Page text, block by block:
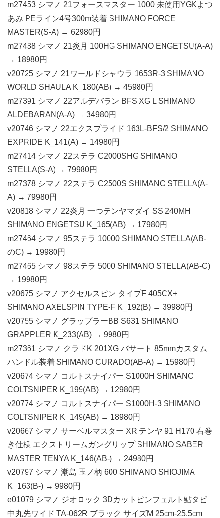
m27453 シマノ 21フォースマスター 1000 未使用YGKよつ
あみ PEライン4号300m装着 SHIMANO FORCE
MASTER(S-A) → 62980円
m27438 シマノ 21炎月 100HG SHIMANO ENGETSU(A-A)
→ 18980円
v20725 シマノ 21ワールドシャウラ 1653R-3 SHIMANO
WORLD SHAULA K_180(AB) → 45980円
m27391 シマノ 22アルデバラン BFS XG L SHIMANO
ALDEBARAN(A-A) → 34980円
v20746 シマノ 22エクスプライド 163L-BFS/2 SHIMANO
EXPRIDE K_141(A) → 14980円
m27414 シマノ 22ステラ C2000SHG SHIMANO
STELLA(S-A) → 79980円
m27378 シマノ 22ステラ C2500S SHIMANO STELLA(A-
A) → 79980円
v20818 シマノ 22炎月 一つテンヤマダイ SS 240MH
SHIMANO ENGETSU K_165(AB) → 17980円
m27464 シマノ 95ステラ 10000 SHIMANO STELLA(AB-
のC) → 19980円
m27465 シマノ 98ステラ 5000 SHIMANO STELLA(AB-C)
→ 19980円
v20675 シマノ アクセルスピン タイプF 405CX+
SHIMANO AXELSPIN TYPE-F K_192(B) → 39980円
v20755 シマノ グラップラーBB S631 SHIMANO
GRAPPLER K_233(AB) → 9980円
m27361 シマノ クラドK 201XG バサート 85mmカスタム
ハンドル装着 SHIMANO CURADO(AB-A) → 15980円
v20674 シマノ コルトスナイパー S1000H SHIMANO
COLTSNIPER K_199(AB) → 12980円
v20774 シマノ コルトスナイパー S1000H-3 SHIMANO
COLTSNIPER K_149(AB) → 18980円
v20667 シマノ サーベルマスター XR テンヤ 91 H170 右巻
き仕様 エクストリームガングリップ SHIMANO SABER
MASTER TENYA K_146(AB-) → 24980円
v20797 シマノ 潮島 玉ノ柄 600 SHIMANO SHIOJIMA
K_163(B-) → 9980円
e01079 シマノ ジオロック 3Dカットピンフェルト鮎タビ
中丸先ワイド TA-062R ブラック サイズM 25cm-25.5cm